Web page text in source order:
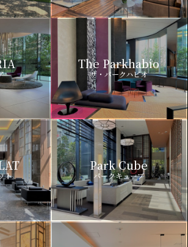
The Parkhabio
ザ・パークハビオ
ト
Park Cube
パークキューブ